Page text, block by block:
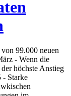
99.000 neuen
- Wenn die
höchste Anstieg
- Starke